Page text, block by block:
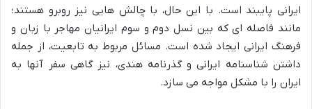
ایرانی پایبند است. با این حال، با چالش هایی نیز روبرو هستند؛
مانند فاصله ای که بین نسل دوم و سوم ایرانیان مهاجر با زبان و
فرهنگ ایرانی ایجاد شده است. مسائل مربوط به تابعیت، از جمله
داشتن شناسنامه ایرانی و گذرنامه هندی، نیز گاهی سفر آنها به
ایران را با مشکل مواجه می سازد.